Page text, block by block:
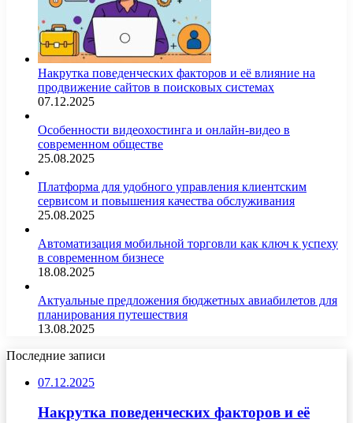
Накрутка поведенческих факторов и её влияние на
продвижение сайтов в поисковых системах
07.12.2025
Особенности видеохостинга и онлайн-видео в
современном обществе
25.08.2025
Платформа для удобного управления клиентским
сервисом и повышения качества обслуживания
25.08.2025
Автоматизация мобильной торговли как ключ к успеху
в современном бизнесе
18.08.2025
Актуальные предложения бюджетных авиабилетов для
планирования путешествия
13.08.2025
Последние записи
07.12.2025
Накрутка поведенческих факторов и её